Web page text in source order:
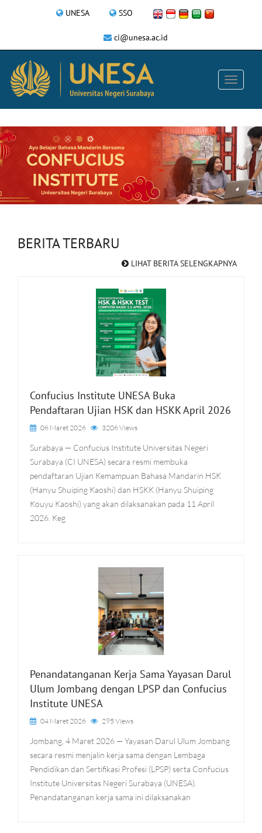
UNESA SSO
ci@unesa.ac.id
BERITA TERBARU
LIHAT BERITA SELENGKAPNYA
Confucius Institute UNESA Buka
Pendaftaran Ujian HSK dan HSKK April 2026
06 Maret 2026 3206 Views
Surabaya — Confucius Institute Universitas Negeri
Surabaya (CI UNESA) secara resmi membuka
pendaftaran Ujian Kemampuan Bahasa Mandarin HSK
(Hanyu Shuiping Kaoshi) dan HSKK (Hanyu Shuiping
Kouyu Kaoshi) yang akan dilaksanakan pada 11 April
2026. Keg
Penandatanganan Kerja Sama Yayasan Darul
Ulum Jombang dengan LPSP dan Confucius
Institute UNESA
04 Maret 2026 295 Views
Jombang, 4 Maret 2026 — Yayasan Darul Ulum Jombang
secara resmi menjalin kerja sama dengan Lembaga
Pendidikan dan Sertifikasi Profesi (LPSP) serta Confucius
Institute Universitas Negeri Surabaya (UNESA).
Penandatanganan kerja sama ini dilaksanakan